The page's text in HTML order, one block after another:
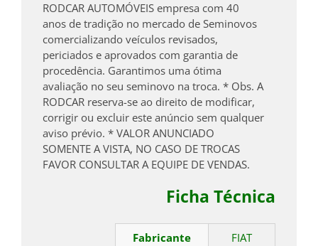
RODCAR AUTOMÓVEIS empresa com 40
anos de tradição no mercado de Seminovos
comercializando veículos revisados,
periciados e aprovados com garantia de
procedência. Garantimos uma ótima
avaliação no seu seminovo na troca. * Obs. A
RODCAR reserva-se ao direito de modificar,
corrigir ou excluir este anúncio sem qualquer
aviso prévio. * VALOR ANUNCIADO
SOMENTE A VISTA, NO CASO DE TROCAS
FAVOR CONSULTAR A EQUIPE DE VENDAS.
Ficha Técnica
Fabricante
FIAT